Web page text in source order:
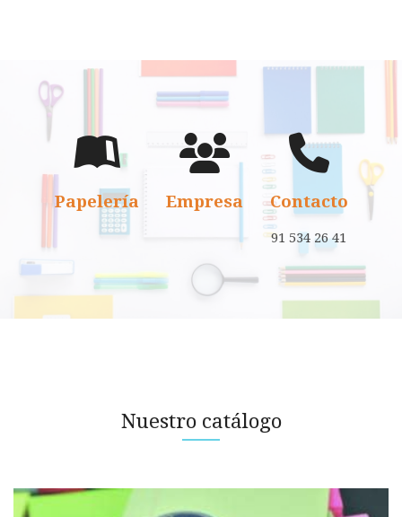
Papelería Empresa Contacto
91 534 26 41
Nuestro catálogo